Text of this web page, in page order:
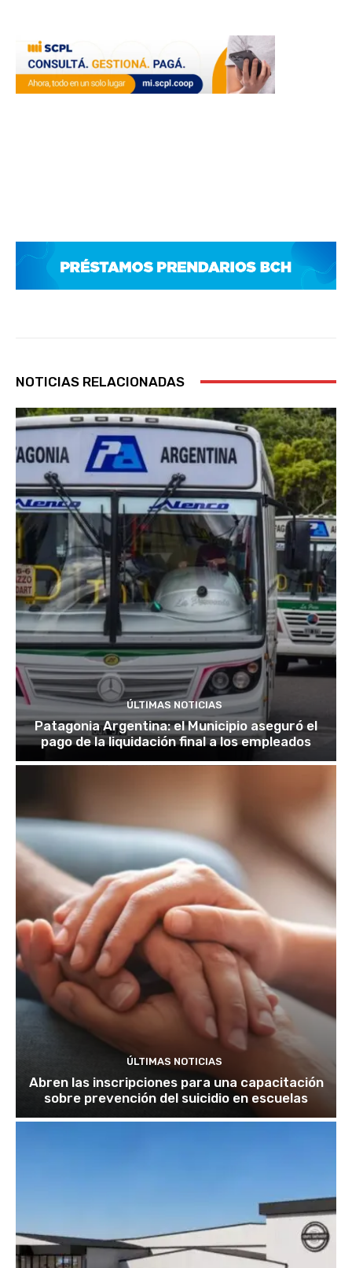
NOTICIAS RELACIONADAS
ÚLTIMAS NOTICIAS
Patagonia Argentina: el Municipio aseguró el
pago de la liquidación final a los empleados
ÚLTIMAS NOTICIAS
Abren las inscripciones para una capacitación
sobre prevención del suicidio en escuelas